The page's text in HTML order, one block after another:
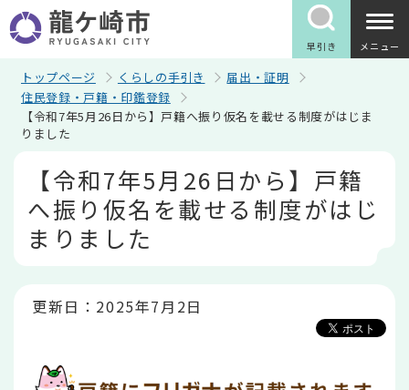
の
ペ
早引き メニュー
トップページ くらしの手引き
届出・証明
住民登録・戸籍・印鑑登録
【令和7年5月26日から】戸籍へ振り仮名を載せる制度がはじま
りました
【令和7年5月26日から】戸籍
へ振り仮名を載せる制度がはじ
まりました
更新日：2025年7月2日